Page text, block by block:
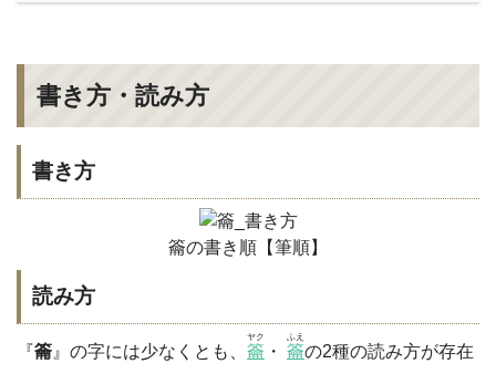
書き方・読み方
書き方
籥の書き順【筆順】
読み方
『籥』の字には少なくとも、 籥
ヤク
・ 籥
ふえ
の2種の読み方が存在